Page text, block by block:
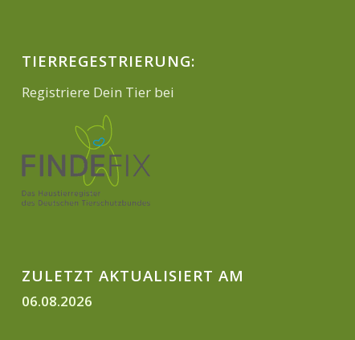
TIERREGESTRIERUNG:
Registriere Dein Tier bei
ZULETZT AKTUALISIERT AM
06.08.2026